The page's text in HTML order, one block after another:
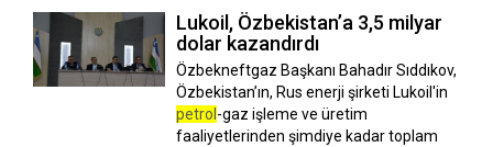
Lukoil, Özbekistan’a 3,5 milyar
dolar kazandırdı
Özbekneftgaz Başkanı Bahadır Sıddıkov,
Özbekistan’ın, Rus enerji şirketi Lukoil'in
petrol -gaz işleme ve üretim
faaliyetlerinden şimdiye kadar toplam